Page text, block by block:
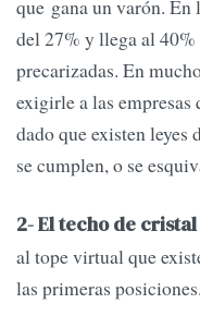
que gana un varón. En
del 27% y llega al 40%
precarizadas. En
exigirle a las empresas
dado que existen leyes
se cumplen, o se
2- El techo de
al tope virtual que
las primeras posiciones.